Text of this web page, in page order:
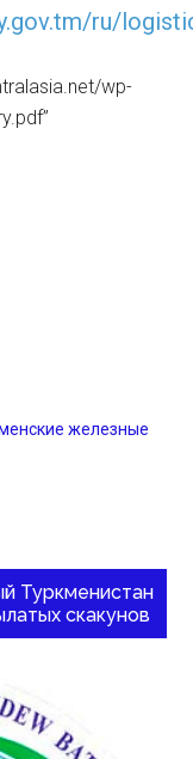
ru/
wp-
железные
Туркменистан
скакунов